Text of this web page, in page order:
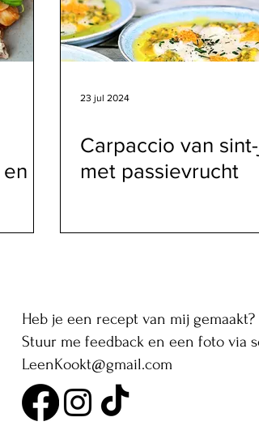
23 jul 2024
Carpaccio van
met passievrucht
Heb je een recept van mij gemaakt?
Stuur me feedback en een foto via
LeenKookt@gmail.com